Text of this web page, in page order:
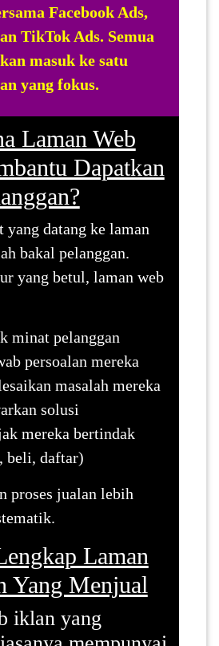
Facebook Ads,
TikTok Ads. Semua
masuk ke satu
yang fokus.
Laman Web
Dapatkan
yang datang ke laman
bakal pelanggan.
yang betul, laman web
minat pelanggan
persoalan mereka
masalah mereka
solusi
mereka bertindak
beli, daftar)
proses jualan lebih
Laman
Yang Menjual
iklan yang